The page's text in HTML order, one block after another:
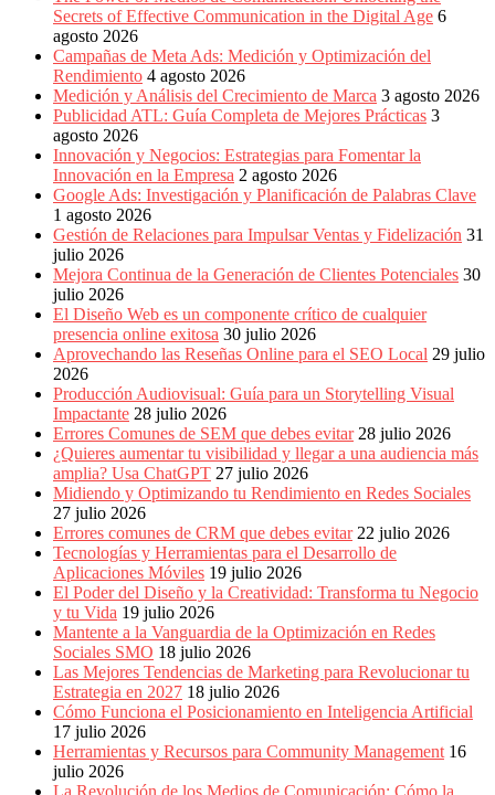
versátil
Marketing
LATAM
Bitácora
Mercadeo
Interactivo,
Medios,
Publicidad,
Marketing,
Campañas
Publicitarias,
Agencias,
Empresas,
Negocios,
Tendencias,
Trendings,
Dinero,
Economía,
Diseño
Móviles,
Estrategias
Digitales,
Estrategias
Publicitarias,
Alianzas,
Clientes,
Innovación,
Tecnología,
Noticias,
Artículos,
Gente,
Contenidos
Calidad,
Secrets of Effective Communication in the Digital Age 6
agosto 2026
Campañas de Meta Ads: Medición y Optimización del
Rendimiento 4 agosto 2026
Medición y Análisis del Crecimiento de Marca 3 agosto 2026
Publicidad ATL: Guía Completa de Mejores Prácticas 3
agosto 2026
Innovación y Negocios: Estrategias para Fomentar la
Innovación en la Empresa 2 agosto 2026
Google Ads: Investigación y Planificación de Palabras Clave
1 agosto 2026
Gestión de Relaciones para Impulsar Ventas y Fidelización 31
julio 2026
Mejora Continua de la Generación de Clientes Potenciales 30
julio 2026
El Diseño Web es un componente crítico de cualquier
presencia online exitosa 30 julio 2026
Aprovechando las Reseñas Online para el SEO Local 29 julio
2026
Producción Audiovisual: Guía para un Storytelling Visual
Impactante 28 julio 2026
Errores Comunes de SEM que debes evitar 28 julio 2026
¿Quieres aumentar tu visibilidad y llegar a una audiencia más
amplia? Usa ChatGPT 27 julio 2026
Midiendo y Optimizando tu Rendimiento en Redes Sociales
27 julio 2026
Errores comunes de CRM que debes evitar 22 julio 2026
Tecnologías y Herramientas para el Desarrollo de
Aplicaciones Móviles 19 julio 2026
El Poder del Diseño y la Creatividad: Transforma tu Negocio
y tu Vida 19 julio 2026
Mantente a la Vanguardia de la Optimización en Redes
Sociales SMO 18 julio 2026
Las Mejores Tendencias de Marketing para Revolucionar tu
Estrategia en 2027 18 julio 2026
Cómo Funciona el Posicionamiento en Inteligencia Artificial
17 julio 2026
Herramientas y Recursos para Community Management 16
julio 2026
La Revolución de los Medios de Comunicación: Cómo la